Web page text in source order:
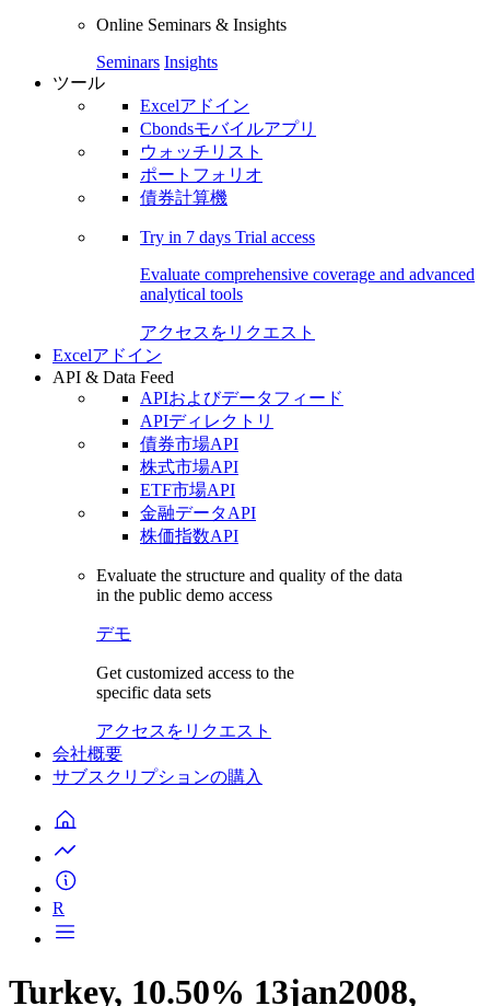
Online Seminars & Insights
Seminars Insights
ツール
Excelアドイン
Cbondsモバイルアプリ
ウォッチリスト
ポートフォリオ
債券計算機
Try in 7 days Trial access
Evaluate comprehensive coverage and advanced
analytical tools
アクセスをリクエスト
Excelアドイン
API & Data Feed
APIおよびデータフィード
APIディレクトリ
債券市場API
株式市場API
ETF市場API
金融データAPI
株価指数API
Evaluate the structure and quality of the data
in the public demo access
デモ
Get customized access to the
specific data sets
アクセスをリクエスト
会社概要
サブスクリプションの購入
R
Turkey, 10.50% 13jan2008,